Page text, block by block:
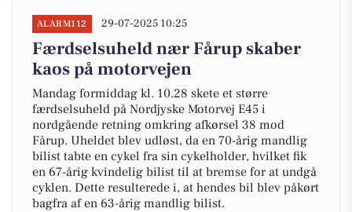
ALARM112 29-07-2025 10:25
Færdselsuheld nær Fårup skaber
kaos på motorvejen
Mandag formiddag kl. 10.28 skete et større
færdselsuheld på Nordjyske Motorvej E45 i
nordgående retning omkring afkørsel 38 mod
Fårup. Uheldet blev udløst, da en 70-årig mandlig
bilist tabte en cykel fra sin cykelholder, hvilket fik
en 67-årig kvindelig bilist til at bremse for at undgå
cyklen. Dette resulterede i, at hendes bil blev påkørt
bagfra af en 63-årig mandlig bilist.